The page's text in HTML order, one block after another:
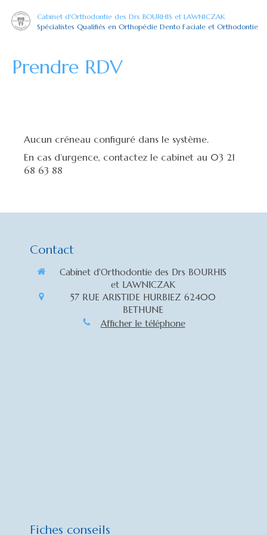
Cabinet d'Orthodontie des Drs BOURHIS et LAWNICZAK
Spécialistes Qualifiés en Orthopédie Dento Faciale et Orthodontie
Prendre RDV
Aucun créneau configuré dans le système.
En cas d’urgence, contactez le cabinet au 03 21
68 63 88
Contact
Cabinet d'Orthodontie des Drs BOURHIS
et LAWNICZAK
57 RUE ARISTIDE HURBIEZ 62400
BETHUNE
Afficher le téléphone
Fiches conseils